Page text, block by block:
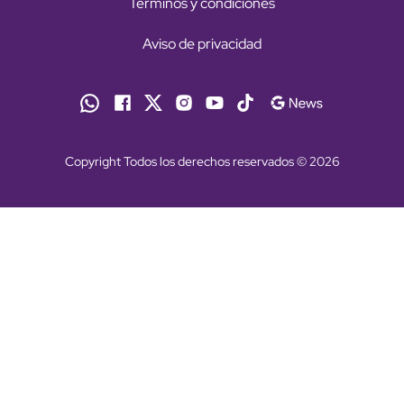
Aviso de privacidad
Copyright Todos los derechos reservados © 2026